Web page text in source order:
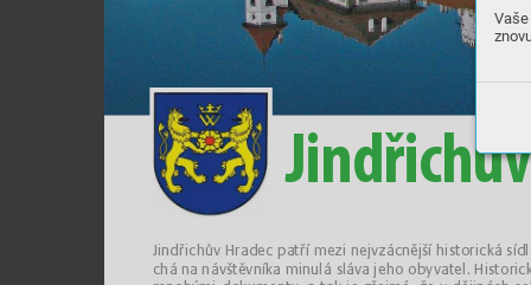
Jindřichův
Jindřichův Hradec patří mezi nejvzácnější historická sídl
chá na návštěvníka minu lá sl áva jeho obyvatel. H istori